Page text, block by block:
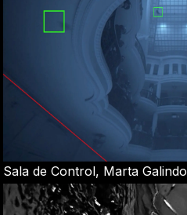
Sala de Control, Marta Galindo